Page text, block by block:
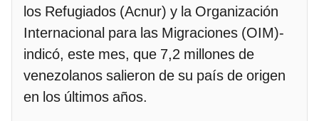
los Refugiados (Acnur) y la Organización
Internacional para las Migraciones (OIM)-
indicó, este mes, que 7,2 millones de
venezolanos salieron de su país de origen
en los últimos años.